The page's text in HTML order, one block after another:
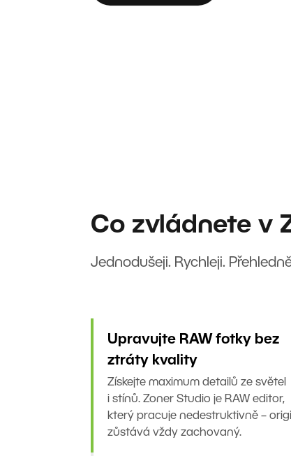
Co zvládnete v
Jednodušeji. Rychleji.
Upravujte RAW fotky bez
ztráty kvality
Získejte maximum detailů ze světel
i stínů. Zoner Studio je RAW editor,
který pracuje nedestruktivně –
zůstává vždy zachovaný.